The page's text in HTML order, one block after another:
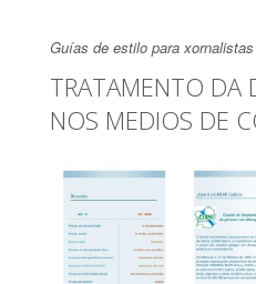
Guías de estilo para xornalistas
TRATAMENTO DA
NOS MEDIOS DE